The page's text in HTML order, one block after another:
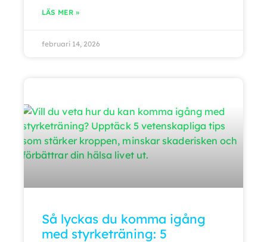
LÄS MER »
februari 14, 2026
Så lyckas du komma igång
med styrketräning: 5